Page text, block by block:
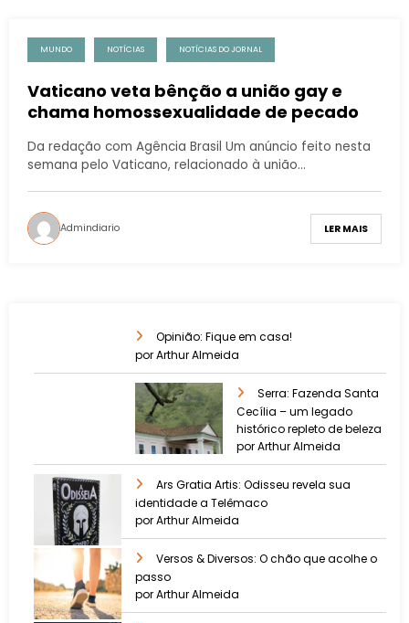
MUNDO NOTÍCIAS NOTÍCIAS DO JORNAL
Vaticano veta bênção a união gay e
chama homossexualidade de pecado
Da redação com Agência Brasil Um anúncio feito nesta
semana pelo Vaticano, relacionado à união…
Admindiario LER MAIS
Opinião: Fique em casa!
por Arthur Almeida
Serra: Fazenda Santa
Cecília – um legado
histórico repleto de beleza
por Arthur Almeida
Ars Gratia Artis: Odisseu revela sua
identidade a Telêmaco
por Arthur Almeida
Versos & Diversos: O chão que acolhe o
passo
por Arthur Almeida